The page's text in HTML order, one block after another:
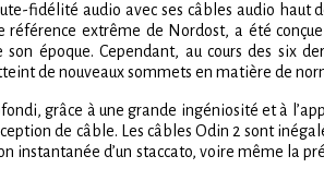
fidélité audio avec ses câbles audio haut
extrême de Nordost, a été
époque. Cependant, au cours des six
de nouveaux sommets en matière de
grâce à une grande ingéniosité et à
de câble. Les câbles Odin 2 sont
instantanée d’un staccato, voire même la